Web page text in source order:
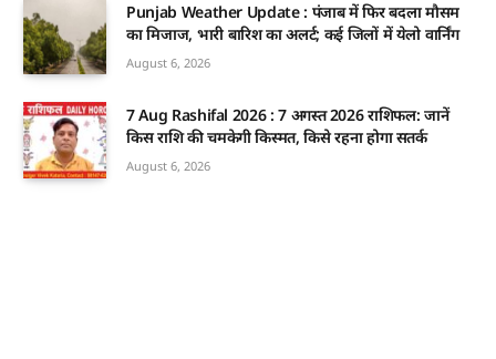
Punjab Weather Update : पंजाब में फिर बदला मौसम
का मिजाज, भारी बारिश का अलर्ट; कई जिलों में येलो वार्निंग
August 6, 2026
7 Aug Rashifal 2026 : 7 अगस्त 2026 राशिफल: जानें
किस राशि की चमकेगी किस्मत, किसे रहना होगा सतर्क
August 6, 2026